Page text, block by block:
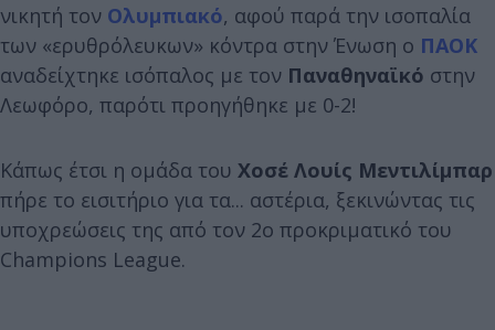
νικητή τον Ολυμπιακό, αφού παρά την ισοπαλία
των «ερυθρόλευκων» κόντρα στην Ένωση ο ΠΑΟΚ
αναδείχτηκε ισόπαλος με τον Παναθηναϊκό στην
Λεωφόρο, παρότι προηγήθηκε με 0-2!
Κάπως έτσι η ομάδα του Χοσέ Λουίς Μεντιλίμπαρ
πήρε το εισιτήριο για τα... αστέρια, ξεκινώντας τις
υποχρεώσεις της από τον 2ο προκριματικό του
Champions League.